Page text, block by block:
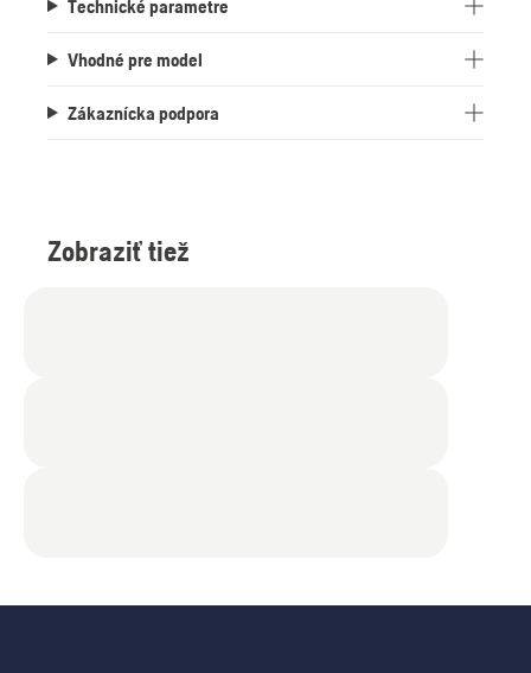
Technické parametre
Vhodné pre model
Zákaznícka podpora
Zobraziť tiež